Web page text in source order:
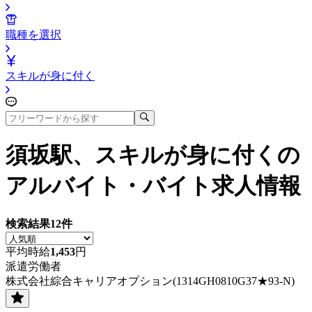
職種を選択
スキルが身に付く
須坂駅、スキルが身に付く の
アルバイト・バイト求人情報
検索結果12件
平均時給1,453円
派遣労働者
株式会社綜合キャリアオプション(1314GH0810G37★93-N)